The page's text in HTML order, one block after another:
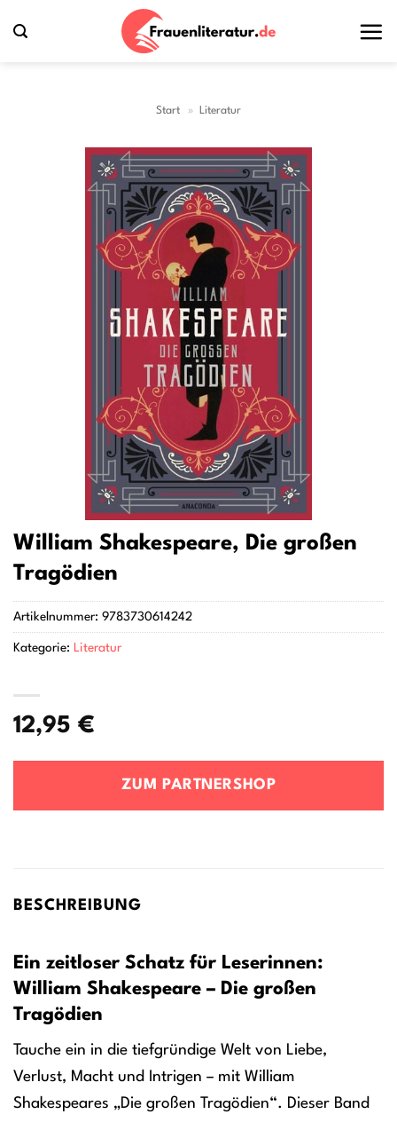
Inhalt
Start » Literatur
William Shakespeare, Die großen
Tragödien
12,95 €
ZUM PARTNERSHOP
Artikelnummer: 9783730614242
Kategorie: Literatur
BESCHREIBUNG
Ein zeitloser Schatz für Leserinnen:
William Shakespeare – Die großen
Tragödien
Tauche ein in die tiefgründige Welt von Liebe,
Verlust, Macht und Intrigen – mit William
Shakespeares „Die großen Tragödien“. Dieser Band